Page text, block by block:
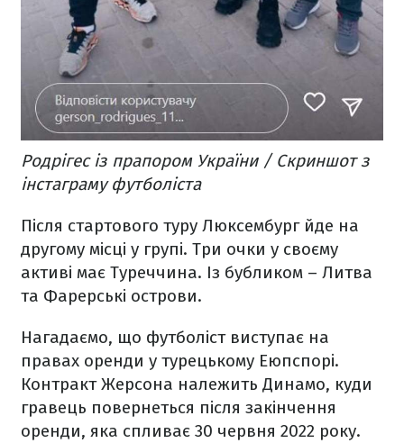
Родрігес із прапором України / Скриншот з
інстаграму футболіста
Після стартового туру Люксембург йде на
другому місці у групі. Три очки у своєму
активі має Туреччина. Із бубликом – Литва
та Фарерські острови.
Нагадаємо, що футболіст виступає на
правах оренди у турецькому Еюпспорі.
Контракт Жерсона належить Динамо, куди
гравець повернеться після закінчення
оренди, яка спливає 30 червня 2022 року.